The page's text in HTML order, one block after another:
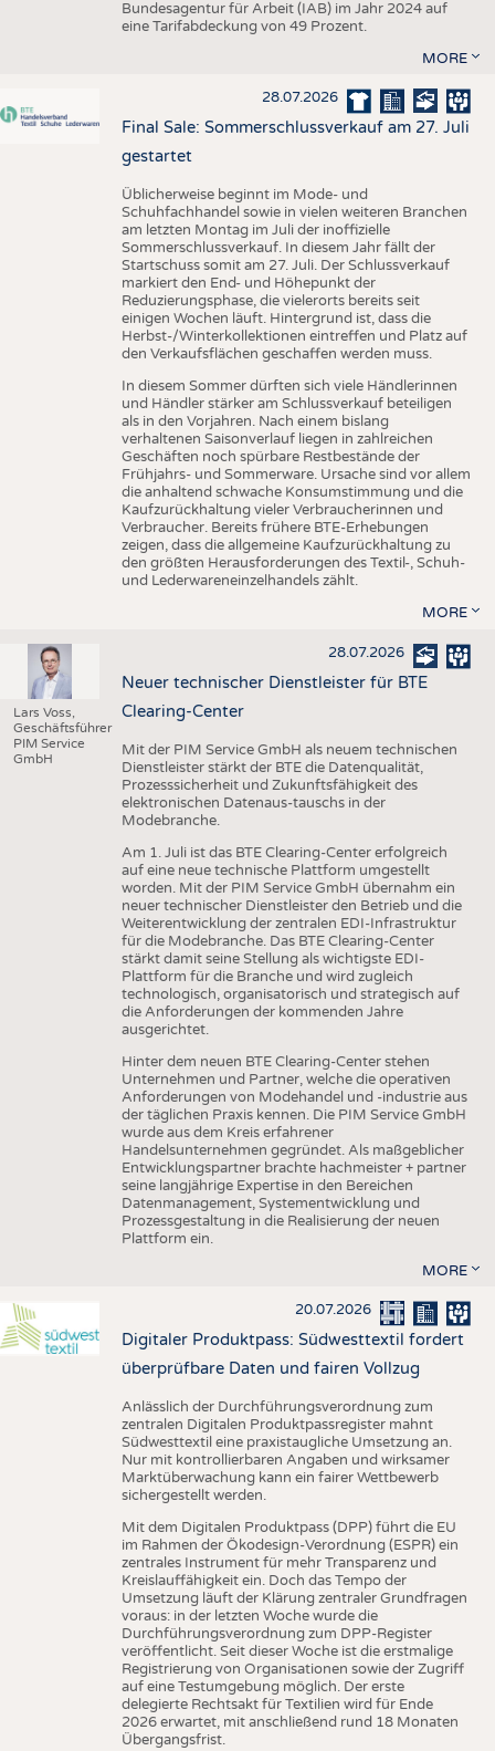
Bundesagentur für Arbeit (IAB) im Jahr 2024 auf
eine Tarifabdeckung von 49 Prozent.
MORE
28.07.2026
Final Sale: Sommerschlussverkauf am 27. Juli
gestartet
Üblicherweise beginnt im Mode- und
Schuhfachhandel sowie in vielen weiteren Branchen
am letzten Montag im Juli der inoffizielle
Sommerschlussverkauf. In diesem Jahr fällt der
Startschuss somit am 27. Juli. Der Schlussverkauf
markiert den End- und Höhepunkt der
Reduzierungsphase, die vielerorts bereits seit
einigen Wochen läuft. Hintergrund ist, dass die
Herbst-/Winterkollektionen eintreffen und Platz auf
den Verkaufsflächen geschaffen werden muss.
In diesem Sommer dürften sich viele Händlerinnen
und Händler stärker am Schlussverkauf beteiligen
als in den Vorjahren. Nach einem bislang
verhaltenen Saisonverlauf liegen in zahlreichen
Geschäften noch spürbare Restbestände der
Frühjahrs- und Sommerware. Ursache sind vor allem
die anhaltend schwache Konsumstimmung und die
Kaufzurückhaltung vieler Verbraucherinnen und
Verbraucher. Bereits frühere BTE-Erhebungen
zeigen, dass die allgemeine Kaufzurückhaltung zu
den größten Herausforderungen des Textil-, Schuh-
und Lederwareneinzelhandels zählt.
MORE
Lars Voss,
Geschäftsführer
PIM Service
GmbH
28.07.2026
Neuer technischer Dienstleister für BTE
Clearing-Center
Mit der PIM Service GmbH als neuem technischen
Dienstleister stärkt der BTE die Datenqualität,
Prozesssicherheit und Zukunftsfähigkeit des
elektronischen Datenaus-tauschs in der
Modebranche.
Am 1. Juli ist das BTE Clearing-Center erfolgreich
auf eine neue technische Plattform umgestellt
worden. Mit der PIM Service GmbH übernahm ein
neuer technischer Dienstleister den Betrieb und die
Weiterentwicklung der zentralen EDI-Infrastruktur
für die Modebranche. Das BTE Clearing-Center
stärkt damit seine Stellung als wichtigste EDI-
Plattform für die Branche und wird zugleich
technologisch, organisatorisch und strategisch auf
die Anforderungen der kommenden Jahre
ausgerichtet.
Hinter dem neuen BTE Clearing-Center stehen
Unternehmen und Partner, welche die operativen
Anforderungen von Modehandel und -industrie aus
der täglichen Praxis kennen. Die PIM Service GmbH
wurde aus dem Kreis erfahrener
Handelsunternehmen gegründet. Als maßgeblicher
Entwicklungspartner brachte hachmeister + partner
seine langjährige Expertise in den Bereichen
Datenmanagement, Systementwicklung und
Prozessgestaltung in die Realisierung der neuen
Plattform ein.
MORE
20.07.2026
Digitaler Produktpass: Südwesttextil fordert
überprüfbare Daten und fairen Vollzug
Anlässlich der Durchführungsverordnung zum
zentralen Digitalen Produktpassregister mahnt
Südwesttextil eine praxistaugliche Umsetzung an.
Nur mit kontrollierbaren Angaben und wirksamer
Marktüberwachung kann ein fairer Wettbewerb
sichergestellt werden.
Mit dem Digitalen Produktpass (DPP) führt die EU
im Rahmen der Ökodesign-Verordnung (ESPR) ein
zentrales Instrument für mehr Transparenz und
Kreislauffähigkeit ein. Doch das Tempo der
Umsetzung läuft der Klärung zentraler Grundfragen
voraus: in der letzten Woche wurde die
Durchführungsverordnung zum DPP-Register
veröffentlicht. Seit dieser Woche ist die erstmalige
Registrierung von Organisationen sowie der Zugriff
auf eine Testumgebung möglich. Der erste
delegierte Rechtsakt für Textilien wird für Ende
2026 erwartet, mit anschließend rund 18 Monaten
Übergangsfrist.